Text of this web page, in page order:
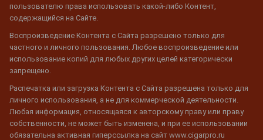
пользователю права использовать какой-либо Контент,
содержащийся на Сайте.
Воспроизведение Контента с Сайта разрешено только для
частного и личного пользования. Любое воспроизведение или
использование копий для любых других целей категорически
запрещено.
Распечатка или загрузка Контента с Сайта разрешена только для
личного использования, а не для коммерческой деятельности.
Любая информация, относящаяся к авторскому праву или праву
собственности, не может быть изменена, и при ее использовании
обязательна активная гиперссылка на сайт www.cigarpro.ru